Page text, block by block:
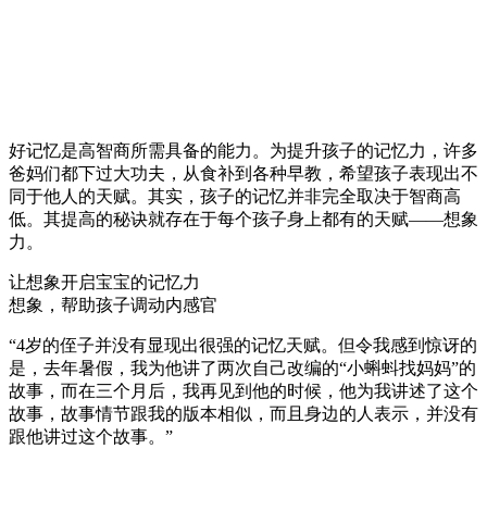
好记忆是高智商所需具备的能力。为提升孩子的记忆力，许多
爸妈们都下过大功夫，从食补到各种早教，希望孩子表现出不
同于他人的天赋。其实，孩子的记忆并非完全取决于智商高
低。其提高的秘诀就存在于每个孩子身上都有的天赋——想象
力。
让想象开启宝宝的记忆力
想象，帮助孩子调动内感官
“4岁的侄子并没有显现出很强的记忆天赋。但令我感到惊讶的
是，去年暑假，我为他讲了两次自己改编的“小蝌蚪找妈妈”的
故事，而在三个月后，我再见到他的时候，他为我讲述了这个
故事，故事情节跟我的版本相似，而且身边的人表示，并没有
跟他讲过这个故事。”